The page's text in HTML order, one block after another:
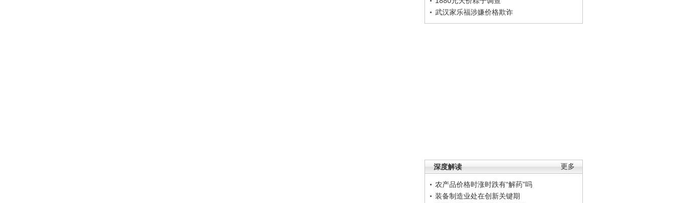
武汉家乐福涉嫌价格欺诈
更多
深度解读
农产品价格时涨时跌有“解药”吗
装备制造业处在创新关键期